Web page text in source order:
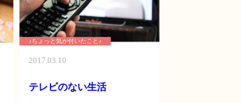
♪ちょっと気が付いたこと♪
2017.03.10
テレビのない生活